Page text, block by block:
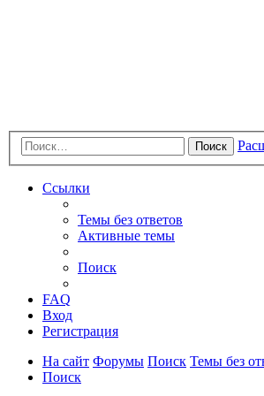
Поиск
Ссылки
Темы без ответов
Активные темы
Поиск
FAQ
Вход
Регистрация
На сайт Форумы Поиск Темы без
Поиск